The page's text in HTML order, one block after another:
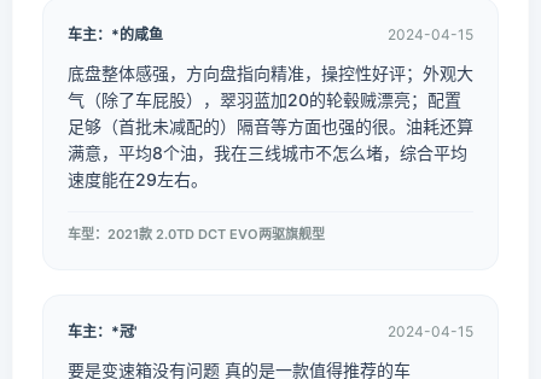
车主：*的咸鱼 2024-04-15
底盘整体感强，方向盘指向精准，操控性好评；外观大
气（除了车屁股），翠羽蓝加20的轮毂贼漂亮；配置
足够（首批未减配的）隔音等方面也强的很。油耗还算
满意，平均8个油，我在三线城市不怎么堵，综合平均
速度能在29左右。
车型：2021款 2.0TD DCT EVO两驱旗舰型
车主：*冠' 2024-04-15
要是变速箱没有问题 真的是一款值得推荐的车